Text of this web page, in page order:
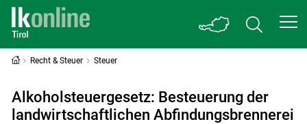
Recht & Steuer Steuer
Alkoholsteuergesetz: Besteuerung der
landwirtschaftlichen Abfindungsbrennerei